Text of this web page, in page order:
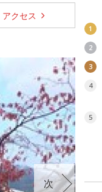
アクセス
次
1
2
3
4
5